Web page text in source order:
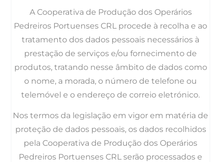
A Cooperativa de Produção dos Operários
Pedreiros Portuenses CRL procede à recolha e ao
tratamento dos dados pessoais necessários à
prestação de serviços e/ou fornecimento de
produtos, tratando nesse âmbito de dados como
o nome, a morada, o número de telefone ou
telemóvel e o endereço de correio eletrónico.
Nos termos da legislação em vigor em matéria de
proteção de dados pessoais, os dados recolhidos
pela Cooperativa de Produção dos Operários
Pedreiros Portuenses CRL serão processados e